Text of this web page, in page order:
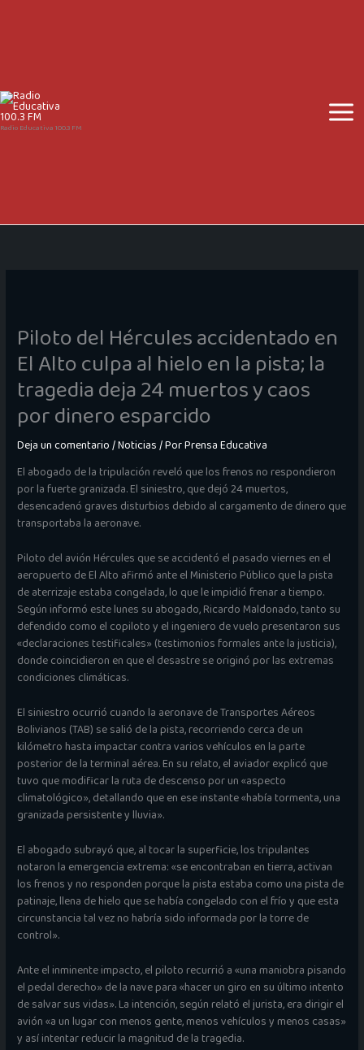
Radio Educativa 100.3 FM
Piloto del Hércules accidentado en
El Alto culpa al hielo en la pista; la
tragedia deja 24 muertos y caos
por dinero esparcido
Deja un comentario/Noticias/ PorPrensa Educativa
El abogado de la tripulación reveló que los frenos no respondieron
por la fuerte granizada. El siniestro, que dejó 24 muertos,
desencadenó graves disturbios debido al cargamento de dinero que
transportaba la aeronave.
Piloto del avión Hércules que se accidentó el pasado viernes en el
aeropuerto de El Alto afirmó ante el Ministerio Público que la pista
de aterrizaje estaba congelada, lo que le impidió frenar a tiempo.
Según informó este lunes su abogado, Ricardo Maldonado, tanto su
defendido como el copiloto y el ingeniero de vuelo presentaron sus
«declaraciones testificales» (testimonios formales ante la justicia),
donde coincidieron en que el desastre se originó por las extremas
condiciones climáticas.
El siniestro ocurrió cuando la aeronave de Transportes Aéreos
Bolivianos (TAB) se salió de la pista, recorriendo cerca de un
kilómetro hasta impactar contra varios vehículos en la parte
posterior de la terminal aérea. En su relato, el aviador explicó que
tuvo que modificar la ruta de descenso por un «aspecto
climatológico», detallando que en ese instante «había tormenta, una
granizada persistente y lluvia».
El abogado subrayó que, al tocar la superficie, los tripulantes
notaron la emergencia extrema: «se encontraban en tierra, activan
los frenos y no responden porque la pista estaba como una pista de
patinaje, llena de hielo que se había congelado con el frío y que esta
circunstancia tal vez no habría sido informada por la torre de
control».
Ante el inminente impacto, el piloto recurrió a «una maniobra pisando
el pedal derecho» de la nave para «hacer un giro en su último intento
de salvar sus vidas». La intención, según relató el jurista, era dirigir el
avión «a un lugar con menos gente, menos vehículos y menos casas»
y así intentar reducir la magnitud de la tragedia.